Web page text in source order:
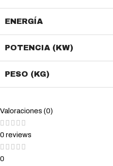
ENERGÍA
POTENCIA (KW)
PESO (KG)
Valoraciones (0)
0 reviews
0